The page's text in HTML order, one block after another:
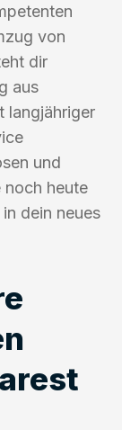
von
dir
aus
langjähriger
und
noch heute
dein neues